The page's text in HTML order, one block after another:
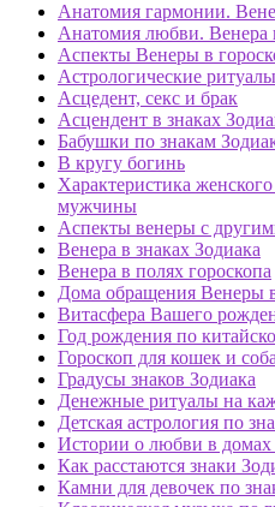
Анатомия гармонии.
Анатомия любви. Венера
Аспекты Венеры в
Астрологические
Асцедент, секс и брак
Асцендент в знаках
Бабушки по знакам
В кругу богинь
Характеристика
мужчины
Аспекты венеры с
Венера в знаках Зодиака
Венера в полях гороскопа
Дома обращения Венеры
Витасфера Вашего
Год рождения по
Гороскоп для кошек и
Градусы знаков Зодиака
Денежные ритуалы на
Детская астрология по
Истории о любви в домах
Как расстаются знаки
Камни для девочек по